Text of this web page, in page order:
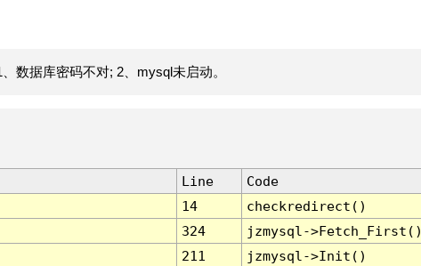
数据库密码不对; 2、mysql未启动。
Line
Code
14
checkredirect()
324
jzmysql-
211
jzmysql->Init()